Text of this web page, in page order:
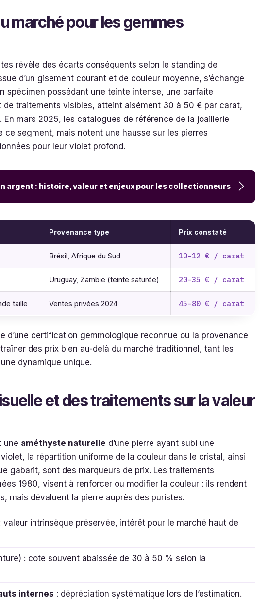
marché pour les gemmes
révèle des écarts conséquents selon le standing de
d’un gisement courant et de couleur moyenne, s’échange
spécimen possédant une teinte intense, une parfaite
de traitements visibles, atteint aisément 30 à 50 € par carat,
En mars 2025, les catalogues de référence de la joaillerie
segment, mais notent une hausse sur les pierres
pour leur violet profond.
argent : histoire, valeur et enjeux pour les collectionneurs
Provenance type Prix constaté
Brésil, Afrique du Sud 10–12 € / carat
Uruguay, Zambie (teinte saturée) 20–35 € / carat
taille Ventes privées 2024 45–80 € / carat
d’une certification gemmologique reconnue ou la provenance
des prix bien au-delà du marché traditionnel, tant les
dynamique unique.
et des traitements sur la valeur
une améthyste naturelle d’une pierre ayant subi une
la répartition uniforme de la couleur dans le cristal, ainsi
gabarit, sont des marqueurs de prix. Les traitements
1980, visent à renforcer ou modifier la couleur : ils rendent
mais dévaluent la pierre auprès des puristes.
: valeur intrinsèque préservée, intérêt pour le marché haut de
: cote souvent abaissée de 30 à 50 % selon la
internes : dépréciation systématique lors de l’estimation.